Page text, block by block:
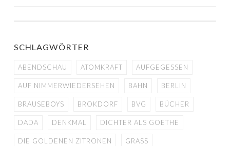
SCHLAGWÖRTER
ABENDSCHAU ATOMKRAFT AUFGEGESSEN
AUF NIMMERWIEDERSEHEN BAHN BERLIN
BRAUSEBOYS BROKDORF BVG BÜCHER
DADA DENKMAL DICHTER ALS GOETHE
DIE GOLDENEN ZITRONEN GRASS